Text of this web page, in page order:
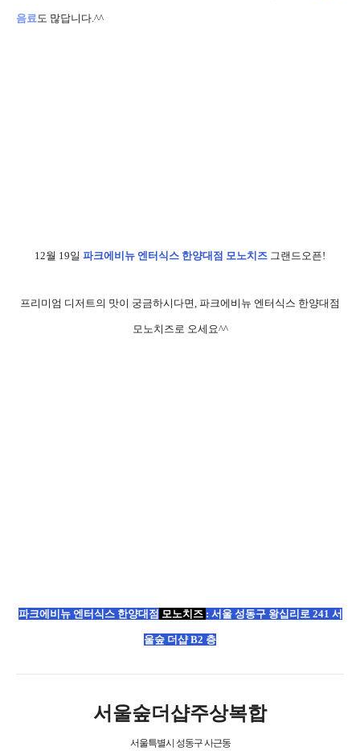
음료도 많답니다.^^
12월 19일 파크에비뉴 엔터식스 한양대점 모노치즈 그랜드오픈!
프리미엄 디저트의 맛이 궁금하시다면, 파크에비뉴 엔터식스 한양대점
모노치즈로 오세요^^
파크에비뉴 엔터식스 한양대점 모노치즈 : 서울 성동구 왕십리로 241 서
울숲 더샵 B2 층